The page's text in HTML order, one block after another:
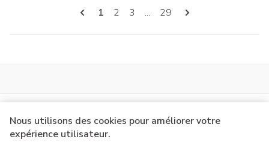
Nous utilisons des cookies pour améliorer votre
expérience utilisateur.
Pages
Vous lisez actuellement la page
1 Page
2 Page
3 ... Page
29